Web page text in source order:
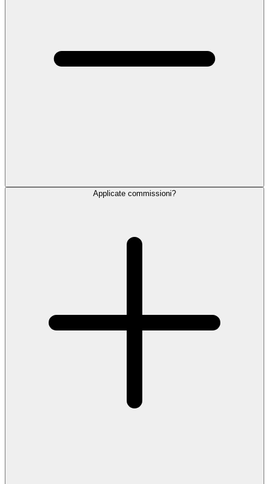
Applicate commissioni?